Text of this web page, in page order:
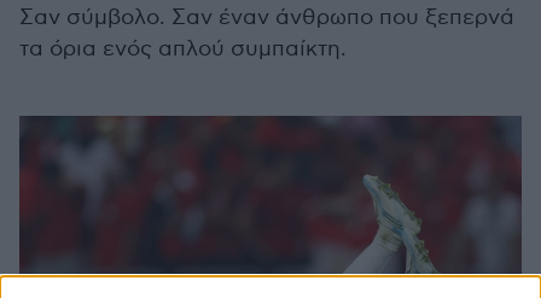
Σαν σύμβολο. Σαν έναν άνθρωπο που ξεπερνά
τα όρια ενός απλού συμπαίκτη.